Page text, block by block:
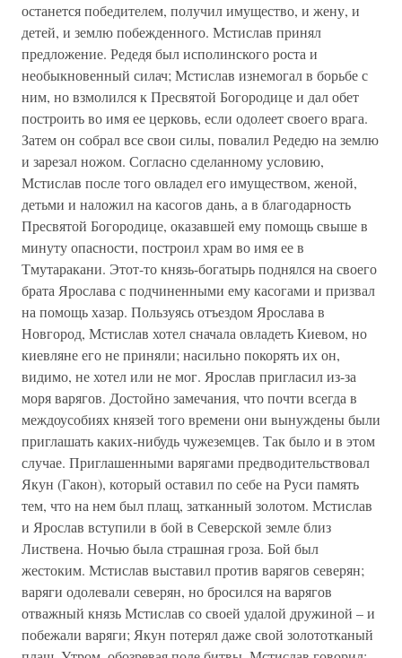
останется победителем, получил имущество, и жену, и
детей, и землю побежденного. Мстислав принял
предложение. Редедя был исполинского роста и
необыкновенный силач; Мстислав изнемогал в борьбе с
ним, но взмолился к Пресвятой Богородице и дал обет
построить во имя ее церковь, если одолеет своего врага.
Затем он собрал все свои силы, повалил Редедю на землю
и зарезал ножом. Согласно сделанному условию,
Мстислав после того овладел его имуществом, женой,
детьми и наложил на касогов дань, а в благодарность
Пресвятой Богородице, оказавшей ему помощь свыше в
минуту опасности, построил храм во имя ее в
Тмутаракани. Этот-то князь-богатырь поднялся на своего
брата Ярослава с подчиненными ему касогами и призвал
на помощь хазар. Пользуясь отъездом Ярослава в
Новгород, Мстислав хотел сначала овладеть Киевом, но
киевляне его не приняли; насильно покорять их он,
видимо, не хотел или не мог. Ярослав пригласил из-за
моря варягов. Достойно замечания, что почти всегда в
междоусобиях князей того времени они вынуждены были
приглашать каких-нибудь чужеземцев. Так было и в этом
случае. Приглашенными варягами предводительствовал
Якун (Гакон), который оставил по себе на Руси память
тем, что на нем был плащ, затканный золотом. Мстислав
и Ярослав вступили в бой в Северской земле близ
Листвена. Ночью была страшная гроза. Бой был
жестоким. Мстислав выставил против варягов северян;
варяги одолевали северян, но бросился на варягов
отважный князь Мстислав со своей удалой дружиной – и
побежали варяги; Якун потерял даже свой золототканый